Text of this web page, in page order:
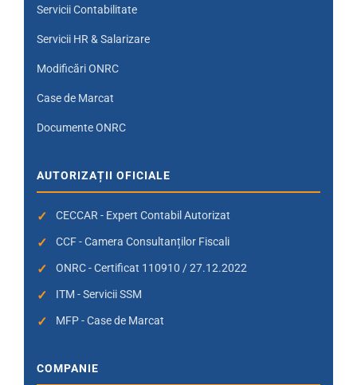
Servicii Contabilitate
Servicii HR & Salarizare
Modificări ONRC
Case de Marcat
Documente ONRC
AUTORIZAȚII OFICIALE
CECCAR - Expert Contabil Autorizat
CCF - Camera Consultanților Fiscali
ONRC - Certificat 110910 / 27.12.2022
ITM - Servicii SSM
MFP - Case de Marcat
COMPANIE